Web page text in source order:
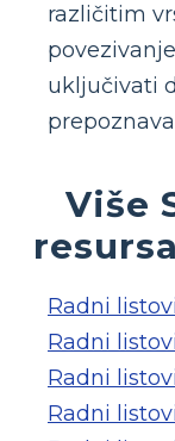
različitim
uključivati
Više
Radni
Radni
Radni
Radni